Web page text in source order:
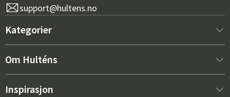
support@hultens.no
Kategorier
Nytt hos oss
Om Hulténs
Om Hulténs
Inspirasjon